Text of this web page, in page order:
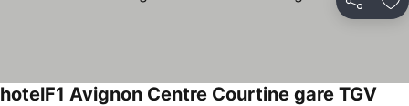
Jaa
hotelF1 Avignon Centre Courtine gare TGV